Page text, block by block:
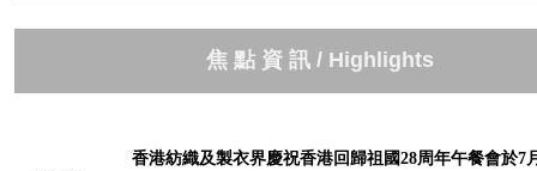
焦 點 資 訊 / Highlights
香港紡織及製衣界慶祝香港回歸祖國28周年午餐會於7